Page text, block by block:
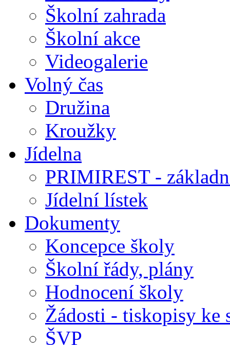
Školní zahrada
Školní akce
Videogalerie
Volný čas
Družina
Kroužky
Jídelna
PRIMIREST -
Jídelní lístek
Dokumenty
Koncepce školy
Školní řády, plány
Hodnocení školy
Žádosti - tiskopisy ke
ŠVP